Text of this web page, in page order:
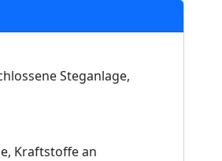
Steganlage,
Kraftstoffe an